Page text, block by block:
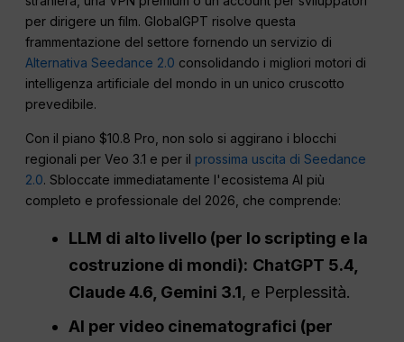
per dirigere un film. GlobalGPT risolve questa
frammentazione del settore fornendo un servizio di
Alternativa Seedance 2.0 consolidando i migliori motori di
intelligenza artificiale del mondo in un unico cruscotto
prevedibile.
Con il piano $10.8 Pro, non solo si aggirano i blocchi
regionali per Veo 3.1 e per il prossima uscita di Seedance
2.0. Sbloccate immediatamente l'ecosistema AI più
completo e professionale del 2026, che comprende:
LLM di alto livello (per lo scripting e la
costruzione di mondi): ChatGPT 5.4,
Claude 4.6, Gemini 3.1, e Perplessità.
AI per video cinematografici (per